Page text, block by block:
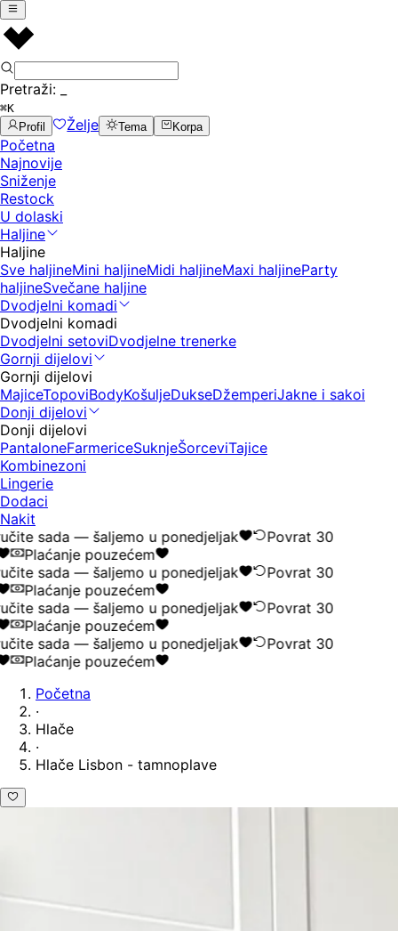
Pretraži:
⌘K
Profil
Želje Tema Korpa
Početna
Najnovije
Sniženje
Restock
U dolaski
Haljine
Haljine
Sve haljineMini haljineMidi haljineMaxi haljineParty
haljineSvečane haljine
Dvodjelni komadi
Dvodjelni komadi
Dvodjelni setoviDvodjelne trenerke
Gornji dijelovi
Gornji dijelovi
MajiceTopoviBodyKošuljeDukseDžemperiJakne i sakoi
Donji dijelovi
Donji dijelovi
PantaloneFarmericeSuknjeŠorceviTajice
Kombinezoni
Lingerie
Dodaci
Nakit
sada — šaljemo u ponedjeljak
Povrat 30
Plaćanje pouzećem
sada — šaljemo u ponedjeljak
Povrat 30
Plaćanje pouzećem
sada — šaljemo u ponedjeljak
Povrat 30
Plaćanje pouzećem
sada — šaljemo u ponedjeljak
Povrat 30
Plaćanje pouzećem
Početna
·
Hlače
·
Hlače Lisbon - tamnoplave